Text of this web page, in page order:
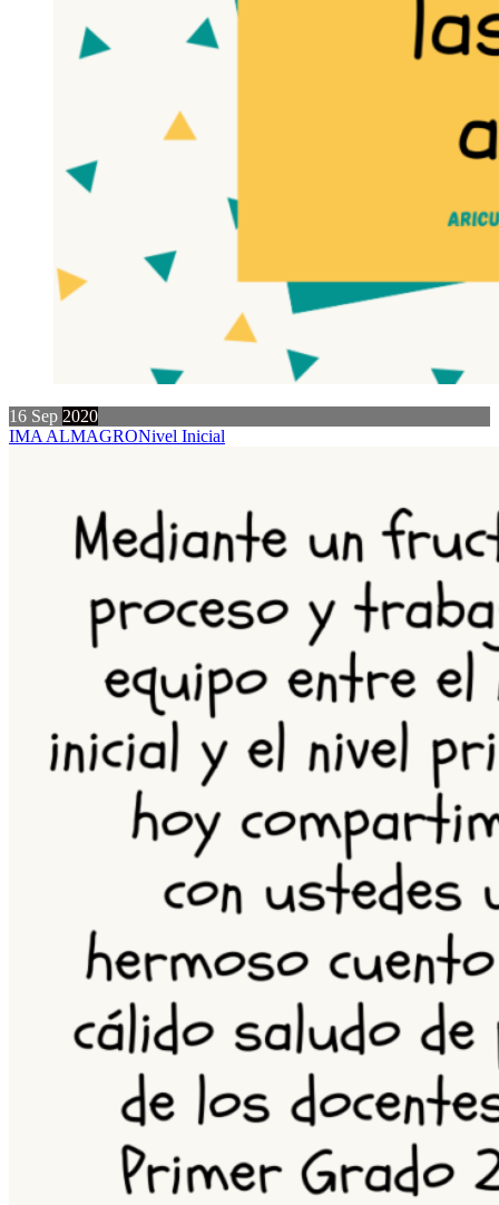
16 Sep 2020
IMA ALMAGRONivel Inicial